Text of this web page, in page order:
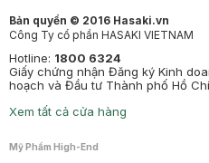
Bản quyền © 2016 Hasaki.vn
Công Ty cổ phần HASAKI VIETNAM
Hotline: 1800 6324
Giấy chứng nhận Đăng ký Kinh
hoạch và Đầu tư Thành phố Hồ
Xem tất cả cửa hàng
Mỹ Phẩm High-End